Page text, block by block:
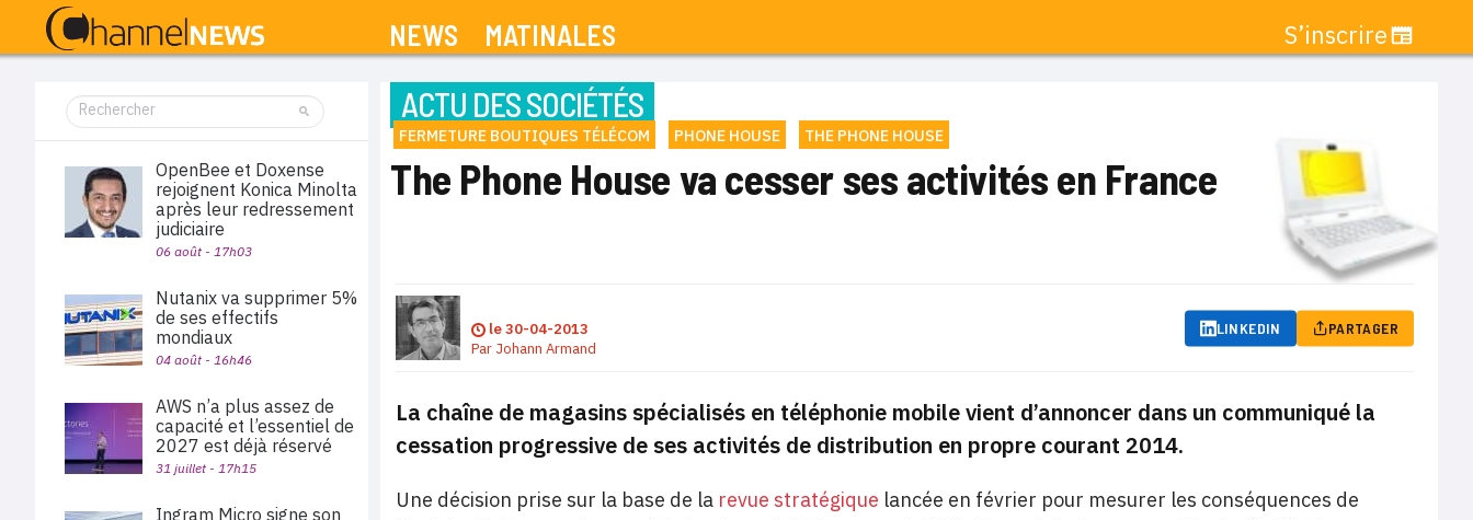
NEWS MATINALES S’inscrire
ACTU DES SOCIÉTÉS
FERMETURE BOUTIQUES TÉLÉCOM PHONE HOUSE THE PHONE HOUSE
The Phone House va cesser ses activités en France
le30-04-2013
Par Johann Armand
LINKEDIN PARTAGER
La chaîne de magasins spécialisés en téléphonie mobile vient d’annoncer dans un communiqué la
cessation progressive de ses activités de distribution en propre courant 2014.
Une décision prise sur la base de la revue stratégique lancée en février pour mesurer les conséquences de
OpenBee et Doxense
rejoignent Konica Minolta
après leur redressement
judiciaire
06 août - 17h03
Nutanix va supprimer 5%
de ses effectifs
mondiaux
04 août - 16h46
AWS n’a plus assez de
capacité et l’essentiel de
2027 est déjà réservé
31 juillet - 17h15
Ingram Micro signe son